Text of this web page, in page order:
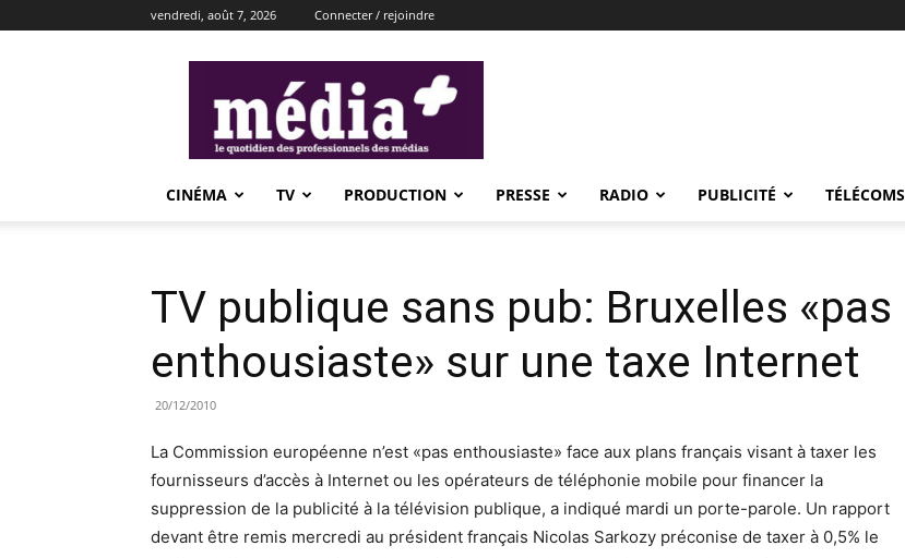
vendredi, août 7, 2026 Connecter / rejoindre
CINÉMA TV PRODUCTION PRESSE RADIO PUBLICITÉ TÉLÉCOMS
TV publique sans pub: Bruxelles «pas
enthousiaste» sur une taxe Internet
20/12/2010
La Commission européenne n’est «pas enthousiaste» face aux plans français visant à taxer les
fournisseurs d’accès à Internet ou les opérateurs de téléphonie mobile pour financer la
suppression de la publicité à la télévision publique, a indiqué mardi un porte-parole. Un rapport
devant être remis mercredi au président français Nicolas Sarkozy préconise de taxer à 0,5% le